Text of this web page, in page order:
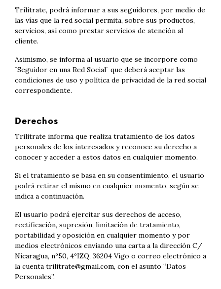
Trilitrate, podrá informar a sus seguidores, por medio de
las vías que la red social permita, sobre sus productos,
servicios, así como prestar servicios de atención al
cliente.
Asimismo, se informa al usuario que se incorpore como
¨Seguidor en una Red Social¨ que deberá aceptar las
condiciones de uso y política de privacidad de la red social
correspondiente.
Derechos
Trilitrate informa que realiza tratamiento de los datos
personales de los interesados y reconoce su derecho a
conocer y acceder a estos datos en cualquier momento.
Si el tratamiento se basa en su consentimiento, el usuario
podrá retirar el mismo en cualquier momento, según se
indica a continuación.
El usuario podrá ejercitar sus derechos de acceso,
rectificación, supresión, limitación de tratamiento,
portabilidad y oposición en cualquier momento y por
medios electrónicos enviando una carta a la dirección C/
Nicaragua, nº50, 4ºIZQ, 36204 Vigo o correo electrónico a
la cuenta trilitrate@gmail.com, con el asunto “Datos
Personales”.